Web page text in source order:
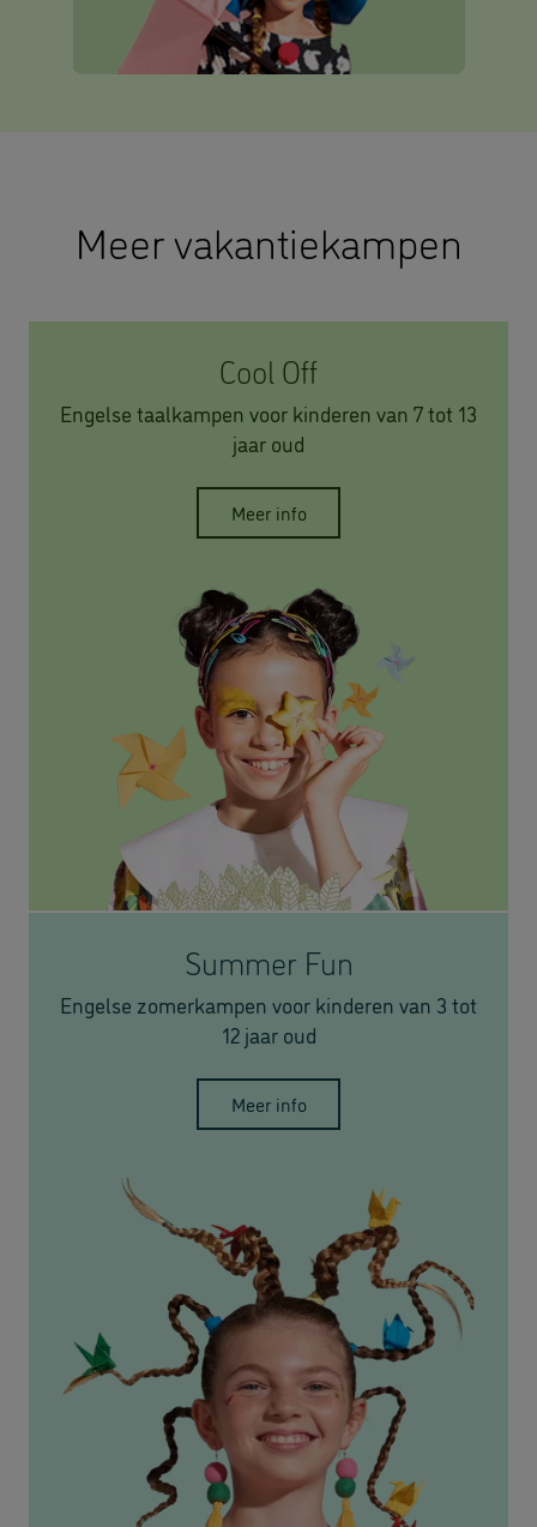
Meer vakantiekampen
Cool Off
Engelse taalkampen voor kinderen van 7 tot 13
jaar oud
Meer info
Summer Fun
Engelse zomerkampen voor kinderen van 3 tot
12 jaar oud
Meer info